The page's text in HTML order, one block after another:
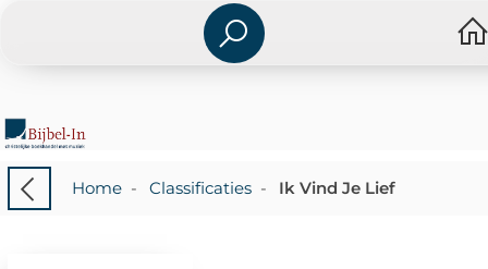
Home- Classificaties- Ik Vind Je Lief